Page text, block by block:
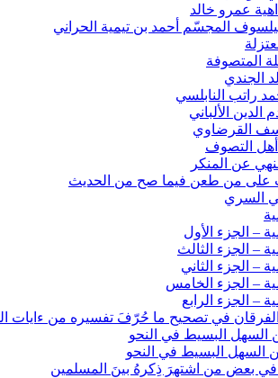
عمرو خالد
المجسّم أحمد بن تيمية الحراني
المتصوفة
الجندي
راتب النابلسي
الدين الألباني
القرضاوي
التصوف
عن المنكر
على من طعن فيما صح من الحديث
السري
– الجزء الأول
– الجزء الثالث
– الجزء الثاني
– الجزء الخامس
– الجزء الرابع
الفرقان في تصحيح ما حُرّفَ تفسيره من ءايات
السهل البسيط في النحو
السهل البسيط في النحو
في بعض من اشتهرَ ذِكرهُ بينَ المسلمين